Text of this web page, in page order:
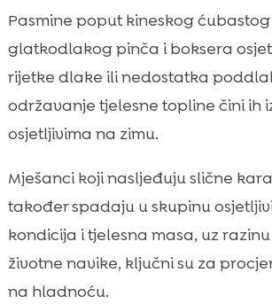
Pasmine poput kineskog
glatkodlakog pinča i boksera
rijetke dlake ili nedostatka
održavanje tjelesne topline čini ih
osjetljivima na zimu.
Mješanci koji nasljeđuju slične
također spadaju u skupinu
kondicija i tjelesna masa, uz
životne navike, ključni su za
na hladnoću.